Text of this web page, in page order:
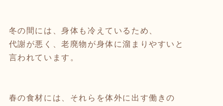
冬の間には、身体も冷えているため、
代謝が悪く、老廃物が身体に溜まりやすいと
言われています。
春の食材には、それらを体外に出す働きの